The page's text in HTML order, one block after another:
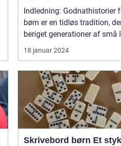
Indledning: Godnathistorier
børn er en tidløs tradition,
beriget generationer af små
18 januar 2024
Skrivebord børn Et stykke